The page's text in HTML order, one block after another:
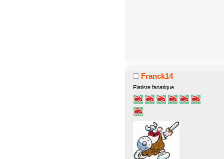
Franck14
Fiatiste fanatique